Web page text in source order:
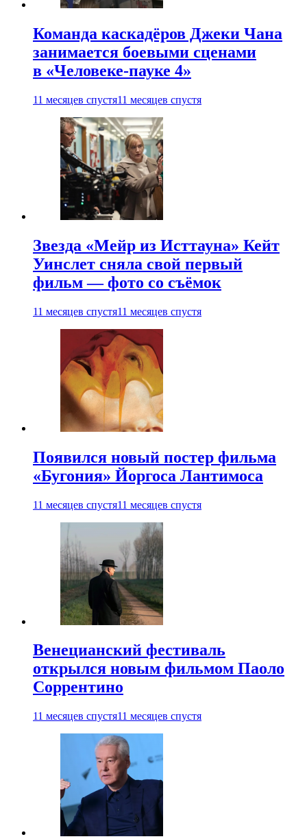
Команда каскадёров Джеки Чана
занимается боевыми сценами
в «Человеке-пауке 4»
11 месяцев спустя11 месяцев спустя
Звезда «Мейр из Исттауна» Кейт
Уинслет сняла свой первый
фильм — фото со съёмок
11 месяцев спустя11 месяцев спустя
Появился новый постер фильма
«Бугония» Йоргоса Лантимоса
11 месяцев спустя11 месяцев спустя
Венецианский фестиваль
открылся новым фильмом Паоло
Соррентино
11 месяцев спустя11 месяцев спустя